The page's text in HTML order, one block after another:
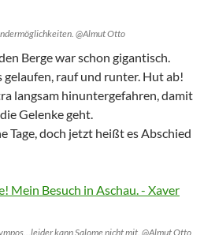
@Almut Otto
Berge war schon gigantisch.
gelaufen, rauf und runter. Hut ab!
langsam hinuntergefahren, damit
Gelenke geht.
Tage, doch jetzt heißt es Abschied
kann Salome nicht mit. @Almut Otto